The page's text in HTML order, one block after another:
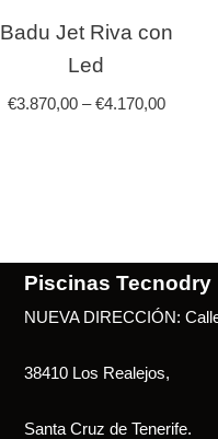
Badu Jet Riva con
Led
€3.870,00–€4.170,00
Piscinas Tecnodry
NUEVA DIRECCIÓN:
38410 Los Realejos,
Santa Cruz de Tenerife.